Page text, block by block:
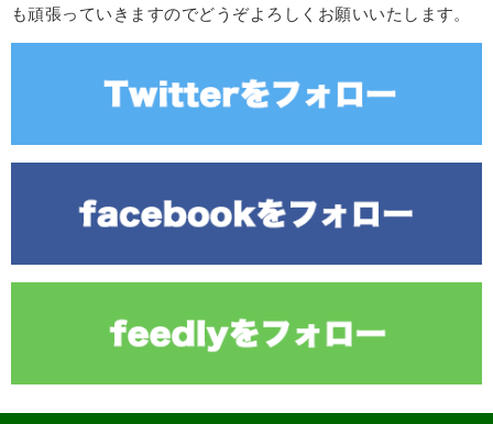
も頑張っていきますのでどうぞよろしくお願いいたします。